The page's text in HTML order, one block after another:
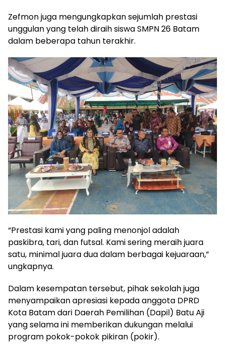
Zefmon juga mengungkapkan sejumlah prestasi
unggulan yang telah diraih siswa SMPN 26 Batam
dalam beberapa tahun terakhir.
“Prestasi kami yang paling menonjol adalah
paskibra, tari, dan futsal. Kami sering meraih juara
satu, minimal juara dua dalam berbagai kejuaraan,”
ungkapnya.
Dalam kesempatan tersebut, pihak sekolah juga
menyampaikan apresiasi kepada anggota DPRD
Kota Batam dari Daerah Pemilihan (Dapil) Batu Aji
yang selama ini memberikan dukungan melalui
program pokok-pokok pikiran (pokir).